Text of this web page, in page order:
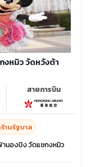
งหมิว วัดหวังต้า
สายการบิน
ร้านรัฐบาล
นองปิง วัดแชกงหมิว